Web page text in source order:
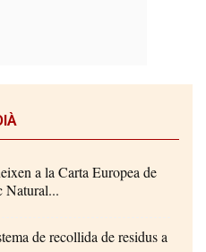
a la Carta Europea de
Natural...
de recollida de residus a